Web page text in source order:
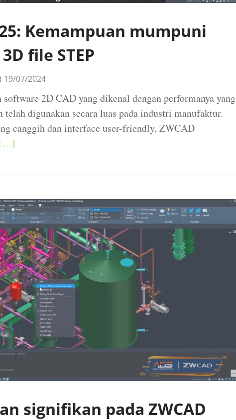
Kemampuan mumpuni
file STEP
19/07/2024
2D CAD yang dikenal dengan performanya yang
telah digunakan secara luas pada industri manufaktur.
canggih dan interface user-friendly, ZWCAD
signifikan pada ZWCAD